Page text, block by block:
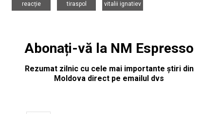
reacție
tiraspol
vitalii ignatiev
Abonați-vă la NM Espresso
Rezumat zilnic cu cele mai importante știri din
Moldova direct pe emailul dvs